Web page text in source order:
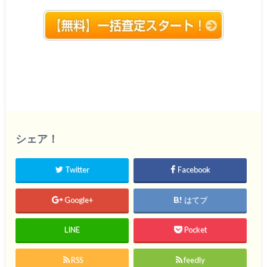
シェア！
Twitter Facebook
Google+ はてブ
LINE Pocket
RSS feedly